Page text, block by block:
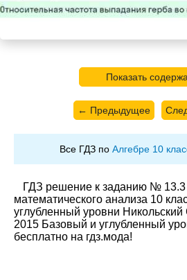
Показать
← Предыдущее
Все ГДЗ по Алгебре 10
ГДЗ решение к заданию № 13.3
математического анализа 10
углубленный уровни
2015 Базовый и углубленный
бесплатно на гдз.мода!